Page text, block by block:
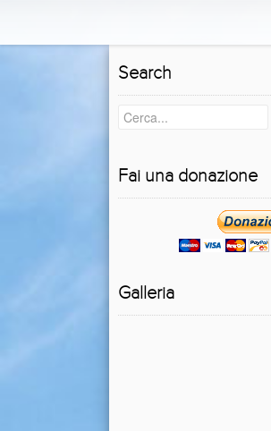
Search
Fai una donazione
Galleria